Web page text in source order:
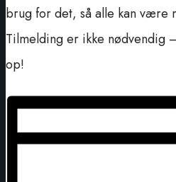
brug for det, så alle kan være
Tilmelding er ikke nødvendig
op!